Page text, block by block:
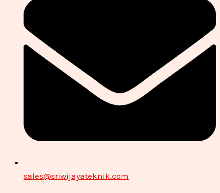
sales@sriwijayateknik.com